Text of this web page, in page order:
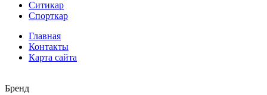
Ситикар
Спорткар
Главная
Контакты
Карта сайта
Бренд